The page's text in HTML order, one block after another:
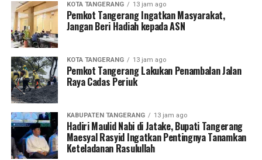
KOTA TANGERANG 13 jam ago
Pemkot Tangerang Ingatkan Masyarakat,
Jangan Beri Hadiah kepada ASN
KOTA TANGERANG 13 jam ago
Pemkot Tangerang Lakukan Penambalan Jalan
Raya Cadas Periuk
KABUPATEN TANGERANG 13 jam ago
Hadiri Maulid Nabi di Jatake, Bupati Tangerang
Maesyal Rasyid Ingatkan Pentingnya Tanamkan
Keteladanan Rasulullah